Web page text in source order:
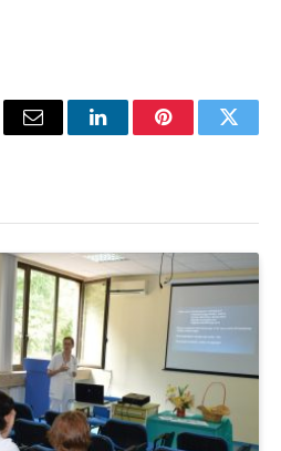
Email LinkedInPinterest